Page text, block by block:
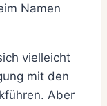
Namen
vielleicht
mit den
Aber